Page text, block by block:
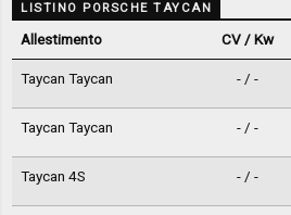
LISTINO PORSCHE TAYCAN
Allestimento CV / Kw
Taycan Taycan - / -
Taycan Taycan - / -
Taycan 4S - / -